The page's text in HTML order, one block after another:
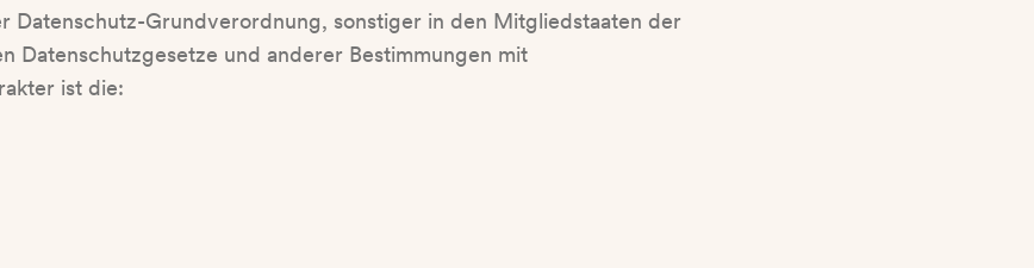
Datenschutz-Grundverordnung, sonstiger in den Mitgliedstaaten der
Datenschutzgesetze und anderer Bestimmungen mit
ist die: